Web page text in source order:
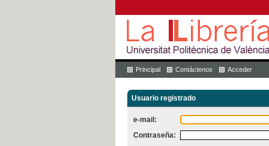
Principal Contáctenos Acceder
Usuario registrado
e-mail:
Contraseña: